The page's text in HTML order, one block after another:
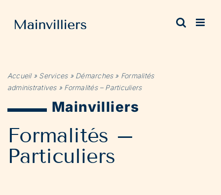
contenu
Accueil» Services» Démarches» Formalités
administratives» Formalités – Particuliers
Mainvilliers
Formalités –
Particuliers